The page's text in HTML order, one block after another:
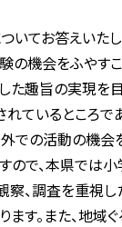
てお答えいたし
機会をふやすこ
た趣旨の実現
ているところで
での活動の機会
ので、本県で
察、調査を重視
ます。また、地